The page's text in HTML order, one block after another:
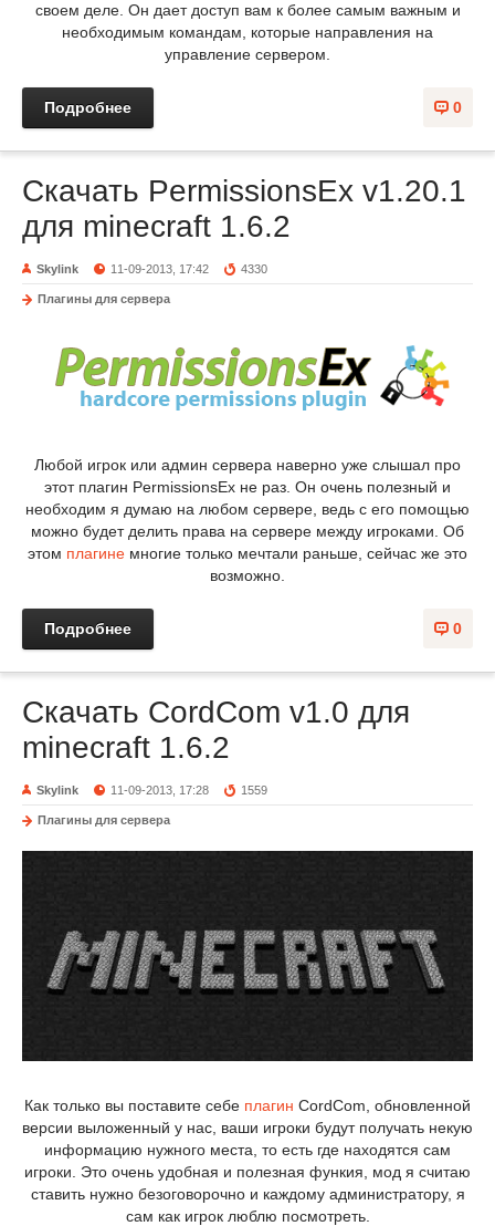
своем деле. Он дает доступ вам к более самым важным и
необходимым командам, которые направления на
управление сервером.
0
Подробнее
Скачать PermissionsEx v1.20.1
для minecraft 1.6.2
Skylink 11-09-2013, 17:42 4330
Плагины для сервера
Любой игрок или админ сервера наверно уже слышал про
этот плагин PermissionsEx не раз. Он очень полезный и
необходим я думаю на любом сервере, ведь с его помощью
можно будет делить права на сервере между игроками. Об
этом плагине многие только мечтали раньше, сейчас же это
возможно.
0
Подробнее
Скачать CordCom v1.0 для
minecraft 1.6.2
Skylink 11-09-2013, 17:28 1559
Плагины для сервера
Как только вы поставите себе плагин CordCom, обновленной
версии выложенный у нас, ваши игроки будут получать некую
информацию нужного места, то есть где находятся сам
игроки. Это очень удобная и полезная функия, мод я считаю
ставить нужно безоговорочно и каждому администратору, я
сам как игрок люблю посмотреть.